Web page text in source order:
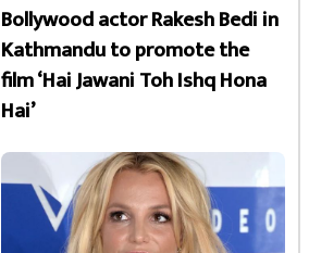
Bollywood actor Rakesh Bedi in
Kathmandu to promote the
film ‘Hai Jawani Toh Ishq Hona
Hai’